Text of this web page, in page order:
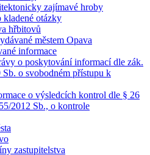
zajímavé hroby
kladené otázky
hřbitovů
městem Opava
informace
o poskytování informací dle zák.
Sb. o svobodném přístupu k
o výsledcích kontrol dle § 26
2012 Sb., o kontrole
zastupitelstva